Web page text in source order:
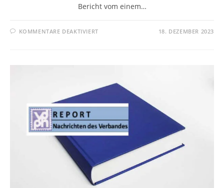
Bericht vom einem…
KOMMENTARE DEAKTIVIERT 18. DEZEMBER 2023